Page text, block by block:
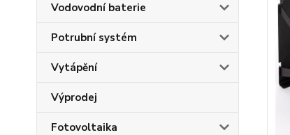
Vodovodní baterie
Potrubní systém
Vytápění
Výprodej
Fotovoltaika